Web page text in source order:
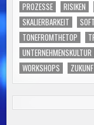
PROZESSE
RISIKEN
SKALIERBARKEIT
TONEFROMTHETOP
UNTERNEHMENSKULTUR
WORKSHOPS